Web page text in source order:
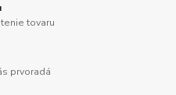
tovaru
prvoradá